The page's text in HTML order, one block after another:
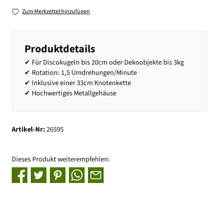
Zum Merkzettel hinzufügen
Produktdetails
✔ Für Discokugeln bis 20cm oder Dekoobjekte bis 3kg
✔ Rotation: 1,5 Umdrehungen/Minute
✔ Inklusive einer 33cm Knotenkette
✔ Hochwertiges Metallgehäuse
Artikel-Nr:26595
Dieses Produkt weiterempfehlen: